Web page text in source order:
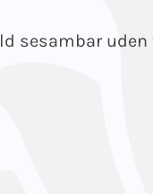
sesambar